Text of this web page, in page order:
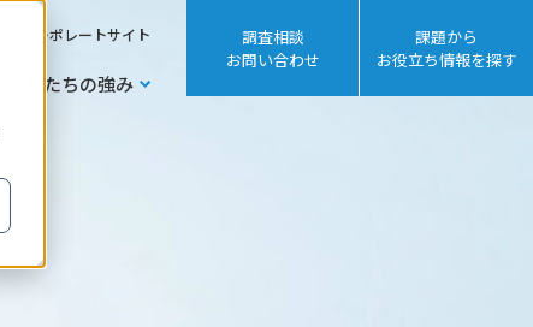
コーポレートサイト
私たちの強み
調査相談
お問い合わせ
課題から
お役立ち情報を探す